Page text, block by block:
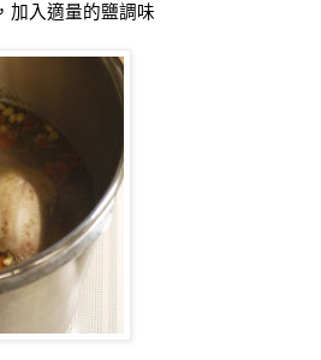
，加入適量的鹽調味